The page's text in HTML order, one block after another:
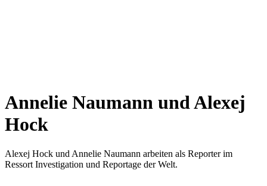
Annelie Naumann und Alexej
Hock
Alexej Hock und Annelie Naumann arbeiten als Reporter im
Ressort Investigation und Reportage der Welt.